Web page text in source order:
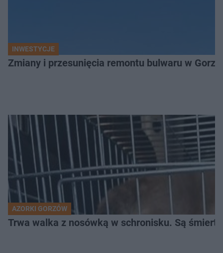
INWESTYCJE
Zmiany i przesunięcia remontu bulwaru w
AZORKI GORZÓW
Trwa walka z nosówką w schronisku. Są